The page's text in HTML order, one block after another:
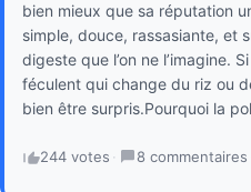
bien mieux que sa réputation
simple, douce, rassasiante, et
digeste que l’on ne l’imagine.
féculent qui change du riz ou
bien être surpris.Pourquoi la
244 votes · 8 commentaires